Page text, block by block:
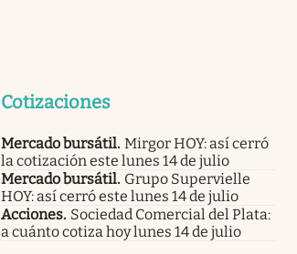
Cotizaciones
Mercado bursátil. Mirgor HOY: así cerró
la cotización este lunes 14 de julio
Mercado bursátil. Grupo Supervielle
HOY: así cerró este lunes 14 de julio
Acciones. Sociedad Comercial del Plata:
a cuánto cotiza hoy lunes 14 de julio